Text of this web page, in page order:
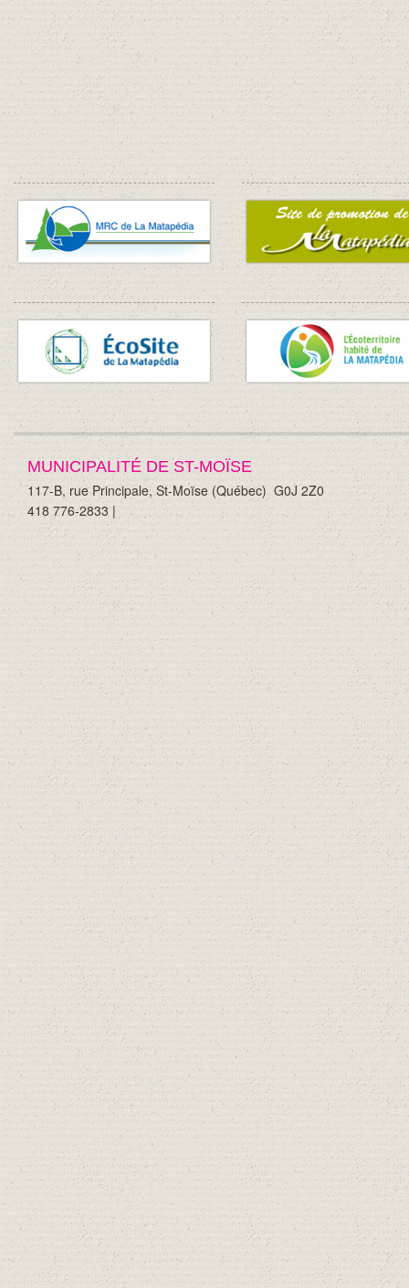
MUNICIPALITÉ DE ST-MOÏSE
117-B, rue Principale, St-Moïse (Québec) G0J 2Z0
418 776-2833 |